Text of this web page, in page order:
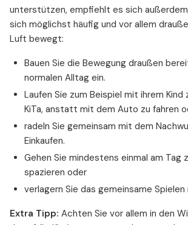
unterstützen, empfiehlt es sich
sich möglichst häufig und vor allem
Luft bewegt:
Bauen Sie die Bewegung draußen
normalen Alltag ein.
Laufen Sie zum Beispiel mit ihrem Kind
KiTa, anstatt mit dem Auto zu fahren
radeln Sie gemeinsam mit dem
Einkaufen.
Gehen Sie mindestens einmal am Tag
spazieren oder
verlagern Sie das gemeinsame Spielen
Extra Tipp: Achten Sie vor allem in den